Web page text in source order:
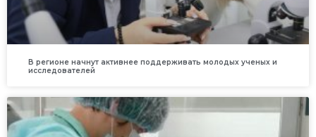
В регионе начнут активнее поддерживать молодых ученых и
исследователей